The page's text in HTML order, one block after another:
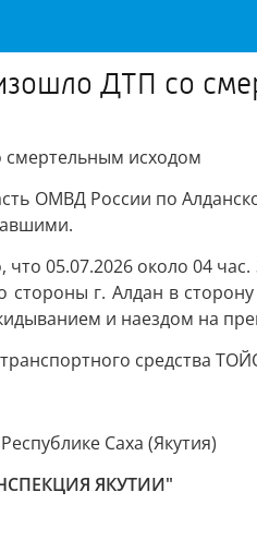
ДТП со
исходом
ОМВД России по
05.07.2026 около 04
г. Алдан в
и наездом на
средства
Саха (Якутия)
ЯКУТИИ"